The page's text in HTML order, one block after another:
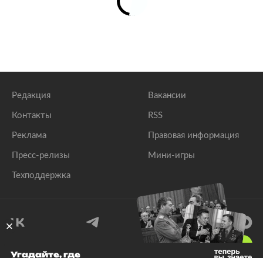
Редакция
Контакты
Реклама
Пресс-релизы
Техподдержка
Вакансии
RSS
Правовая информация
Мини-игры
Угадайте, где